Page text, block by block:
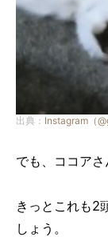
出典： Instagram（
でも、ココアさ
きっとこれも2
しょう。